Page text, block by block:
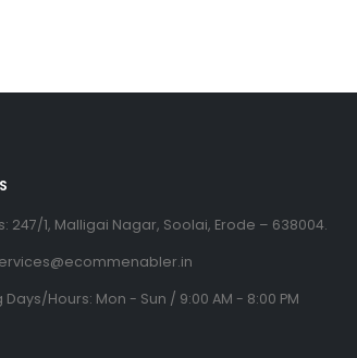
247/1, Malligai Nagar, Soolai, Erode – 638004.
Days/Hours: Mon - Sun / 9:00 AM - 8:00 PM